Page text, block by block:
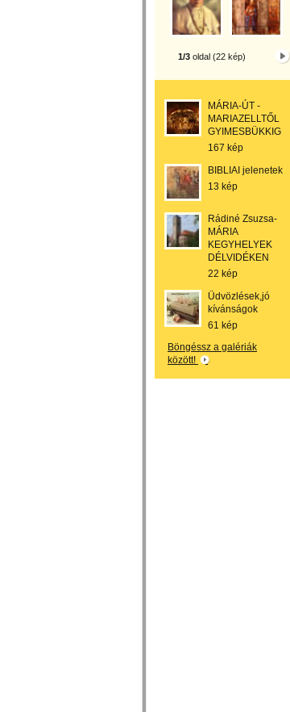
1/3 oldal (22 kép)
MÁRIA-ÚT -
MARIAZELLTŐL
GYIMESBÜKKIG
167 kép
BIBLIAI jelenetek
13 kép
Rádiné Zsuzsa-
MÁRIA
KEGYHELYEK
DÉLVIDÉKEN
22 kép
Üdvözlések,jó
kívánságok
61 kép
Böngéssz a galériák
között!